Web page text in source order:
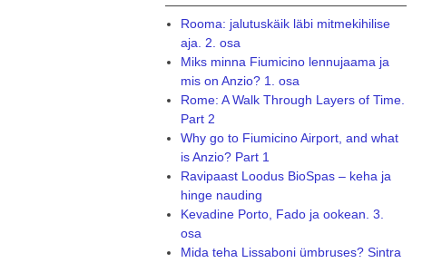
Rooma: jalutuskäik läbi mitmekihilise
aja. 2. osa
Miks minna Fiumicino lennujaama ja
mis on Anzio? 1. osa
Rome: A Walk Through Layers of Time.
Part 2
Why go to Fiumicino Airport, and what
is Anzio? Part 1
Ravipaast Loodus BioSpas – keha ja
hinge nauding
Kevadine Porto, Fado ja ookean. 3.
osa
Mida teha Lissaboni ümbruses? Sintra